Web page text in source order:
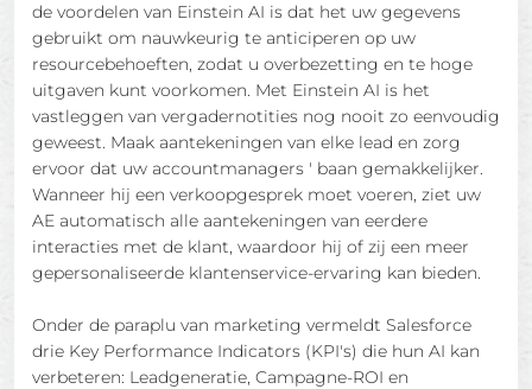
de voordelen van Einstein AI is dat het uw gegevens
gebruikt om nauwkeurig te anticiperen op uw
resourcebehoeften, zodat u overbezetting en te hoge
uitgaven kunt voorkomen. Met Einstein AI is het
vastleggen van vergadernotities nog nooit zo eenvoudig
geweest. Maak aantekeningen van elke lead en zorg
ervoor dat uw accountmanagers ' baan gemakkelijker.
Wanneer hij een verkoopgesprek moet voeren, ziet uw
AE automatisch alle aantekeningen van eerdere
interacties met de klant, waardoor hij of zij een meer
gepersonaliseerde klantenservice-ervaring kan bieden.
Onder de paraplu van marketing vermeldt Salesforce
drie Key Performance Indicators (KPI's) die hun AI kan
verbeteren: Leadgeneratie, Campagne-ROI en